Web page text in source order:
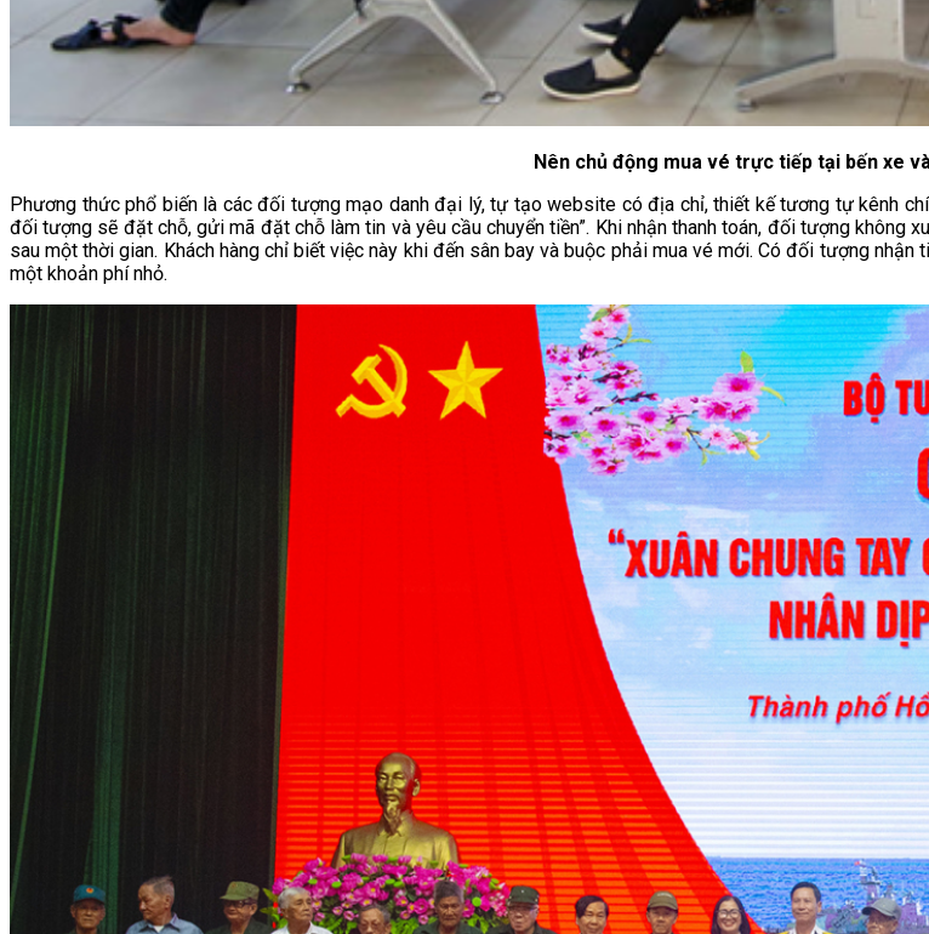
Nên chủ động mua vé trực tiếp tại bến xe
Phương thức phổ biến là các đối tượng mạo danh đại lý, tự tạo website có địa chỉ, thiết kế tương tự kênh
đối tượng sẽ đặt chỗ, gửi mã đặt chỗ làm tin và yêu cầu chuyển tiền”. Khi nhận thanh toán, đối tượng
sau một thời gian. Khách hàng chỉ biết việc này khi đến sân bay và buộc phải mua vé mới. Có đối tượng
một khoản phí nhỏ.